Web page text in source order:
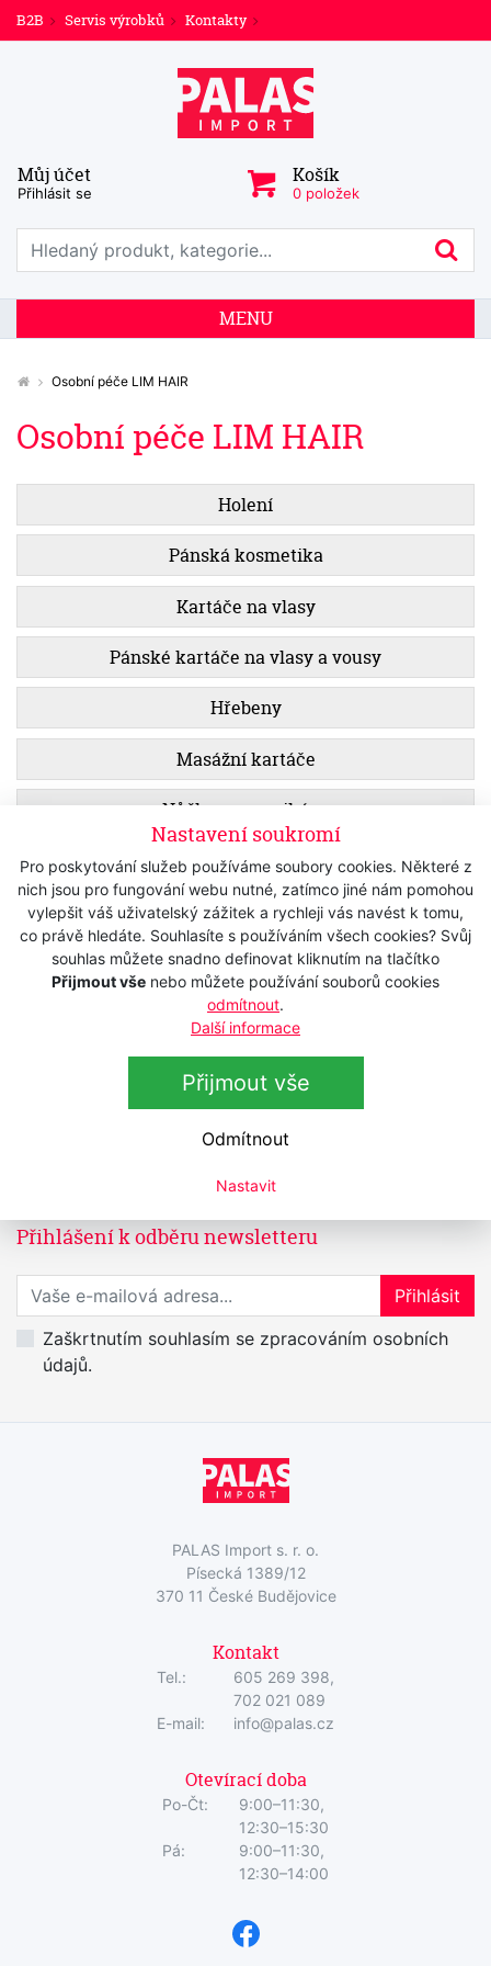
Nastavení soukromí
Pro poskytování služeb používáme soubory cookies. Některé z
nich jsou pro fungování webu nutné, zatímco jiné nám pomohou
vylepšit váš uživatelský zážitek a rychleji vás navést k tomu,
co právě hledáte. Souhlasíte s používáním všech cookies? Svůj
souhlas můžete snadno definovat kliknutím na tlačítko
Přijmout vše nebo můžete používání souborů cookies
odmítnout.
Další informace
Přijmout vše
Odmítnout
Nastavit
B2B Servis výrobků Kontakty
Můj účet
Přihlásit se
Košík
0 položek
Prohledat web
MENU
Osobní péče LIM HAIR
Osobní péče LIM HAIR
Holení
Pánská kosmetika
Kartáče na vlasy
Pánské kartáče na vlasy a vousy
Hřebeny
Masážní kartáče
Nůžky na manikúru
Nástroje na manikúru a pedikúru
Zobrazit filtr
Holicí strojek LIM HAIR Shavlim 15k
Skladem
4 690 Kč s DPH
3 876,03 Kč bez DPH
Přihlášení k odběru newsletteru
Přihlaste se k odběru novinek
Přihlásit
Zaškrtnutím souhlasím se zpracováním osobních
údajů.
PALAS Import s. r. o.
Písecká 1389/12
370 11 České Budějovice
Kontakt
Tel.:
605 269 398,
702 021 089
E-mail:
info@palas.cz
Otevírací doba
Po-Čt:
9:00–11:30,
12:30–15:30
Pá:
9:00–11:30,
12:30–14:00